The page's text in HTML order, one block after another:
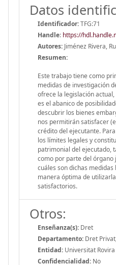
Datos
Identificador:TFG:71
Handle: https://
Autores: Jiménez Rivera,
Resumen:
Este trabajo tiene como
medidas de investigación
ofrece la legislación
es el abanico de
descubrir los bienes
nos permitirán satisfacer
crédito del ejecutante.
los límites legales y
patrimonial del ejecutado,
como por parte del órgano
cuáles son dichas
manera óptima de
satisfactorios.
Otros:
Enseñanza(s): Dret
Departamento: Dret
Entidad: Universitat Rovira
Confidencialidad: No